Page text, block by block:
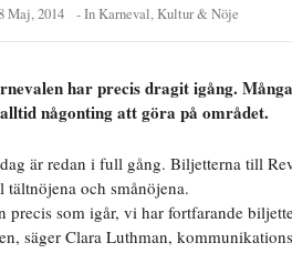
Maj, 2014 - In Karneval, Kultur & Nöje
har precis dragit igång.
någonting att göra på området.
är redan i full gång. Biljetterna till
och smånöjena.
precis som igår, vi har fortfarande
säger Clara Luthman,